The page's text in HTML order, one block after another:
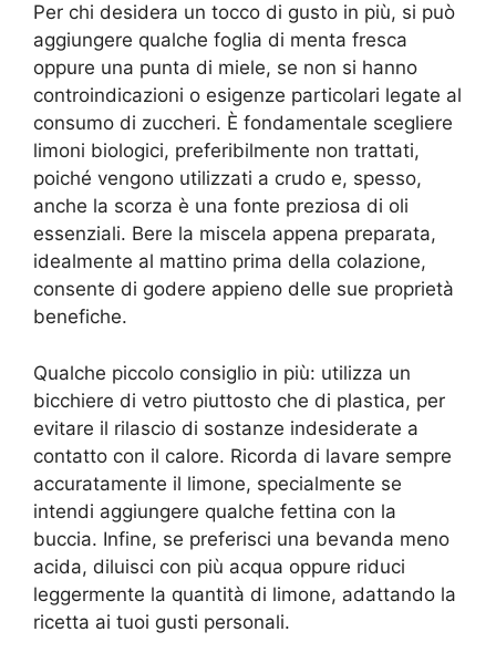
Per chi desidera un tocco di gusto in più, si può
aggiungere qualche foglia di menta fresca
oppure una punta di miele, se non si hanno
controindicazioni o esigenze particolari legate al
consumo di zuccheri. È fondamentale scegliere
limoni biologici, preferibilmente non trattati,
poiché vengono utilizzati a crudo e, spesso,
anche la scorza è una fonte preziosa di oli
essenziali. Bere la miscela appena preparata,
idealmente al mattino prima della colazione,
consente di godere appieno delle sue proprietà
benefiche.
Qualche piccolo consiglio in più: utilizza un
bicchiere di vetro piuttosto che di plastica, per
evitare il rilascio di sostanze indesiderate a
contatto con il calore. Ricorda di lavare sempre
accuratamente il limone, specialmente se
intendi aggiungere qualche fettina con la
buccia. Infine, se preferisci una bevanda meno
acida, diluisci con più acqua oppure riduci
leggermente la quantità di limone, adattando la
ricetta ai tuoi gusti personali.